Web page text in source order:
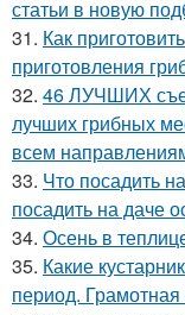
статьи в новую
31. Как
приготовления
32. 46 ЛУЧШИХ
лучших грибных
всем
33. Что посадить
посадить на даче
34. Осень в
35. Какие
период.